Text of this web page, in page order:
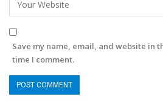
Save my name, email, and website in
time I comment.